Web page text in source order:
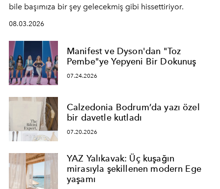
bile başımıza bir şey gelecekmiş gibi hissettiriyor.
08.03.2026
Manifest ve Dyson'dan "Toz
Pembe"ye Yepyeni Bir Dokunuş
07.24.2026
Calzedonia Bodrum’da yazı özel
bir davetle kutladı
07.20.2026
YAZ Yalıkavak: Üç kuşağın
mirasıyla şekillenen modern Ege
yaşamı